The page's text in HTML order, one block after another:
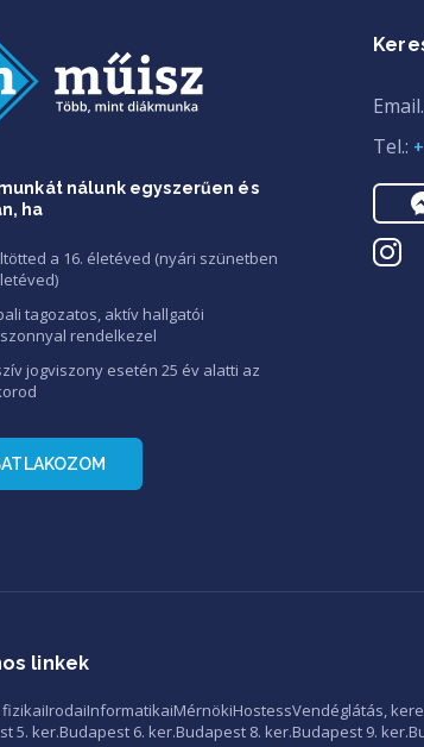
nálunk egyszerűen és
ha
a 16. életéved (nyári szünetben
tagozatos, aktív hallgatói
rendelkezel
jogviszony esetén 25 év alatti az
Tel.:
linkek
IrodaiInformatikaiMérnökiHostessVendéglátás,
5. ker.Budapest 6. ker.Budapest 8. ker.Budapest 9. ker.